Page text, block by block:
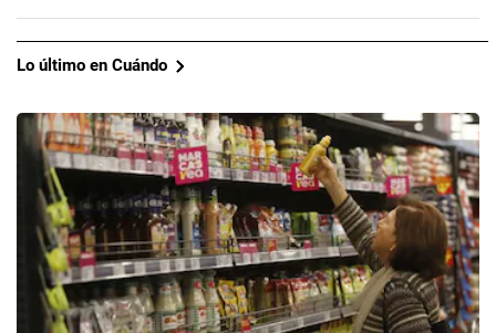
Lo último en Cuándo